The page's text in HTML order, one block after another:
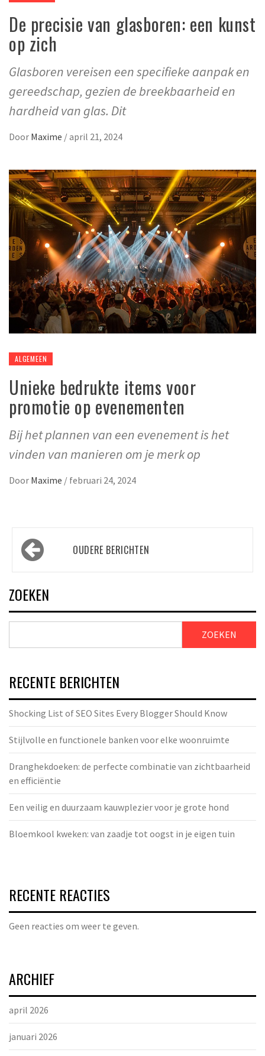
De precisie van glasboren: een kunst
op zich
Glasboren vereisen een specifieke aanpak en
gereedschap, gezien de breekbaarheid en
hardheid van glas. Dit
Door Maxime /april 21, 2024
ALGEMEEN
Unieke bedrukte items voor
promotie op evenementen
Bij het plannen van een evenement is het
vinden van manieren om je merk op
Door Maxime / februari 24, 2024
Berichtennavigatie
OUDERE BERICHTEN
ZOEKEN
ZOEKEN
RECENTE BERICHTEN
Shocking List of SEO Sites Every Blogger Should Know
Stijlvolle en functionele banken voor elke woonruimte
Dranghekdoeken: de perfecte combinatie van zichtbaarheid
en efficiëntie
Een veilig en duurzaam kauwplezier voor je grote hond
Bloemkool kweken: van zaadje tot oogst in je eigen tuin
RECENTE REACTIES
Geen reacties om weer te geven.
ARCHIEF
april 2026
januari 2026